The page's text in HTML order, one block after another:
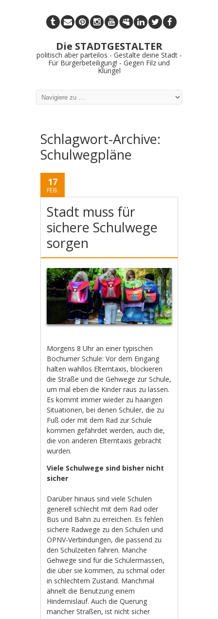
Die STADTGESTALTER
politisch aber parteilos - Gestalte deine Stadt -
Für Bürgerbeteiligung! - Gegen Filz und
Klüngel
Schlagwort-Archive:
Schulwegpläne
17
FEB.
Stadt muss für
sichere Schulwege
sorgen
Morgens 8 Uhr an einer typischen
Bochumer Schule: Vor dem Eingang
halten wahllos Elterntaxis, blockieren
die Straße und die Gehwege zur Schule,
um mal eben die Kinder raus zu lassen.
Es kommt immer wieder zu haarigen
Situationen, bei denen Schüler, die zu
Fuß oder mit dem Rad zur Schule
kommen gefährdet werden, auch die,
die von anderen Elterntaxis gebracht
wurden.
Viele Schulwege sind bisher nicht
sicher
Darüber hinaus sind viele Schulen
generell schlecht mit dem Rad oder
Bus und Bahn zu erreichen. Es fehlen
sichere Radwege zu den Schulen und
ÖPNV-Verbindungen, die passend zu
den Schulzeiten fahren. Manche
Gehwege sind für die Schülermassen,
die über sie kommen, zu schmal oder
in schlechtem Zustand. Manchmal
ähnelt die Benutzung einem
Hindernislauf. Auch die Querung
mancher Straßen, ist nicht sicher